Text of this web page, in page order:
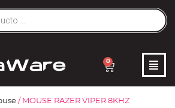
0
/ MOUSE RAZER VIPER 8KHZ